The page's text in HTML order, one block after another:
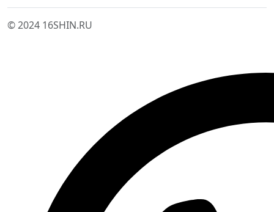
© 2024 16SHIN.RU